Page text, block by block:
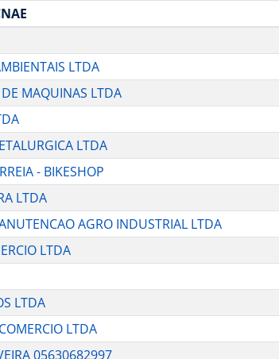
LTDA
MAQUINAS LTDA
LTDA
- BIKESHOP
LTDA
AGRO INDUSTRIAL LTDA
LTDA
LTDA
LTDA
05630682997